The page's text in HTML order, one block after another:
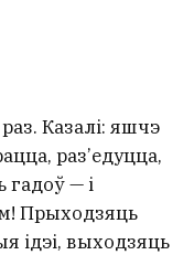
Казалі: яшчэ
раз’едуцца,
гадоў — і
Прыходзяць
ідэі, выходзяць